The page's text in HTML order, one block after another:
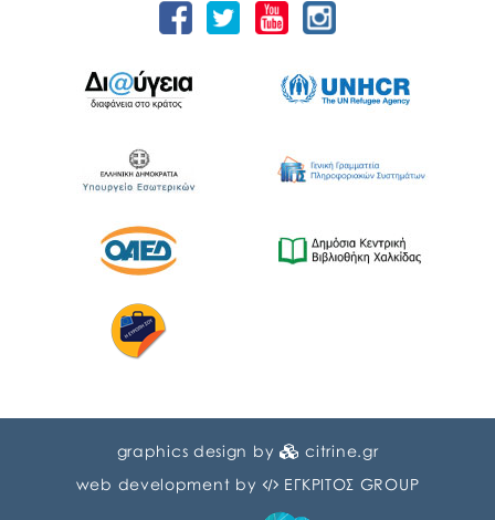
graphics design by
citrine.gr
web development by
ΕΓΚΡΙΤΟΣ GROUP